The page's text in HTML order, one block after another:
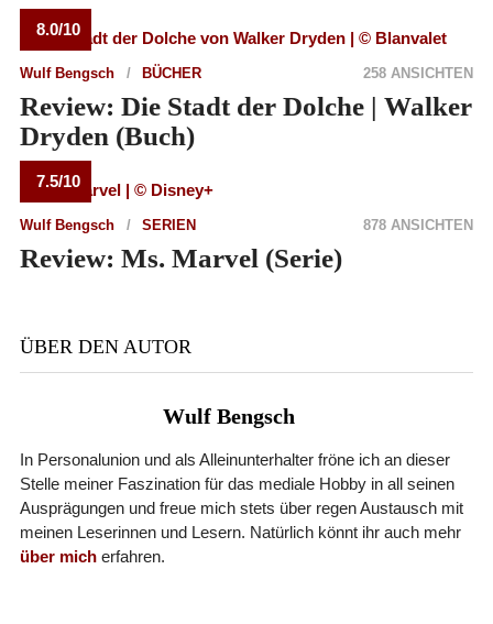
8.0/10
Wulf Bengsch BÜCHER 258 ANSICHTEN
Review: Die Stadt der Dolche | Walker
Dryden (Buch)
7.5/10
Wulf Bengsch SERIEN 878 ANSICHTEN
Review: Ms. Marvel (Serie)
ÜBER DEN AUTOR
Wulf Bengsch
In Personalunion und als Alleinunterhalter fröne ich an dieser
Stelle meiner Faszination für das mediale Hobby in all seinen
Ausprägungen und freue mich stets über regen Austausch mit
meinen Leserinnen und Lesern. Natürlich könnt ihr auch mehr
über micherfahren.